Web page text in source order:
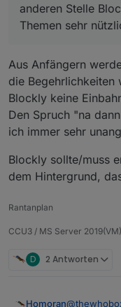
anderen Stelle
Themen sehr
Aus Anfängern
die Begehrlichkeiten
Blockly keine
Den Spruch "na
ich immer sehr
Blockly sollte/muss
dem Hintergrund,
Rantanplan
CCU3 / MS Server
D 2 Antworten
Homoran@